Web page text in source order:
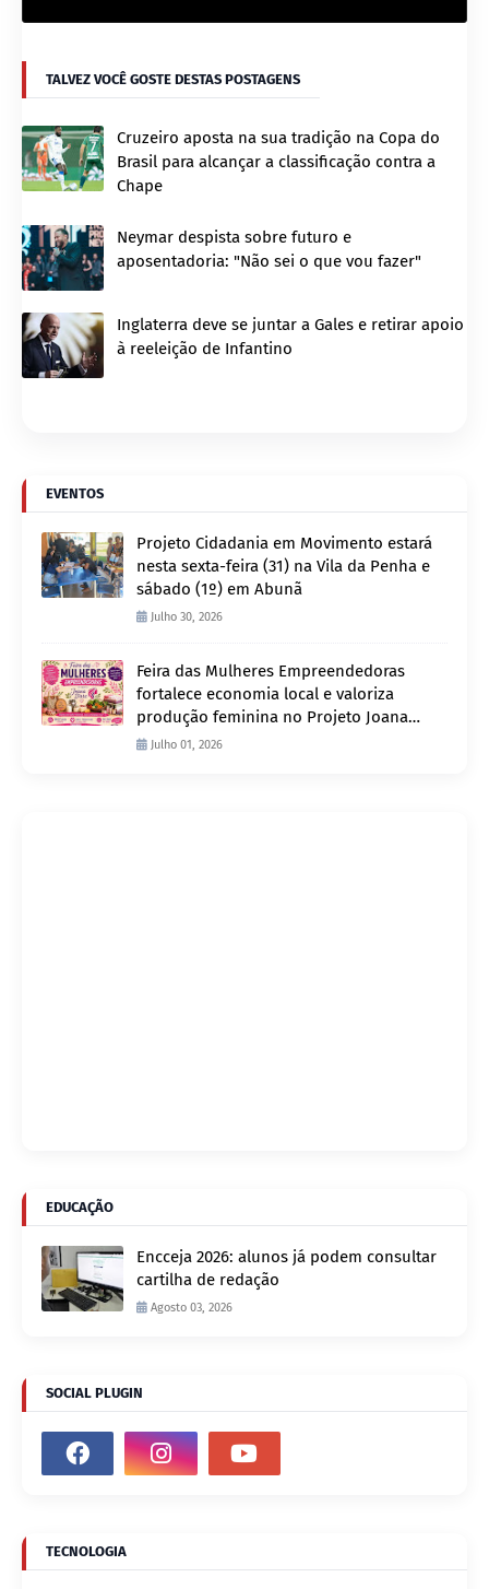
TALVEZ VOCÊ GOSTE DESTAS POSTAGENS
Cruzeiro aposta na sua tradição na Copa do
Brasil para alcançar a classificação contra a
Chape
Neymar despista sobre futuro e
aposentadoria: "Não sei o que vou fazer"
Inglaterra deve se juntar a Gales e retirar apoio
à reeleição de Infantino
EVENTOS
Projeto Cidadania em Movimento estará
nesta sexta-feira (31) na Vila da Penha e
sábado (1º) em Abunã
Julho 30, 2026
Feira das Mulheres Empreendedoras
fortalece economia local e valoriza
produção feminina no Projeto Joana
D’Arc
Julho 01, 2026
EDUCAÇÃO
Encceja 2026: alunos já podem consultar
cartilha de redação
Agosto 03, 2026
SOCIAL PLUGIN
TECNOLOGIA